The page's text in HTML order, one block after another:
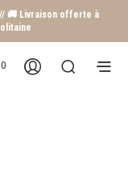
🚚 Livraison offerte à
0